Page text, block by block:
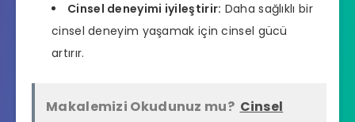
Cinsel deneyimi iyileştirir: Daha sağlıklı bir
cinsel deneyim yaşamak için cinsel gücü
artırır.
Makalemizi Okudunuz mu? Cinsel